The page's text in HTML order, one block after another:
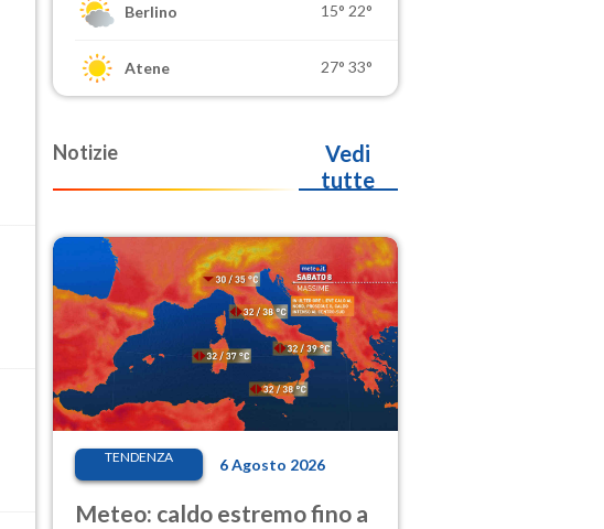
Berlino 15° 22°
Atene 27° 33°
Notizie
Vedi
tutte
TENDENZA 6 Agosto 2026
Meteo: caldo estremo fino a